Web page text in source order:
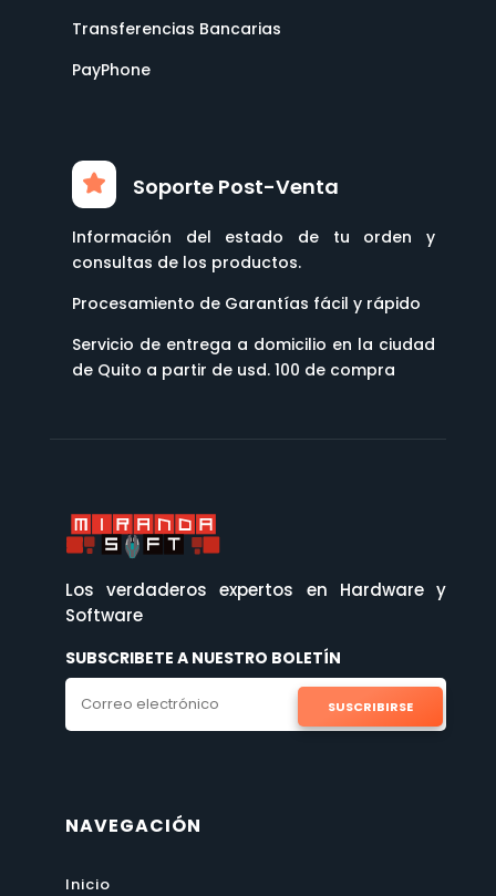
Transferencias Bancarias
PayPhone
Soporte Post-Venta
Información del estado de tu orden y
consultas de los productos.
Procesamiento de Garantías fácil y rápido
Servicio de entrega a domicilio en la ciudad
de Quito a partir de usd. 100 de compra
Los verdaderos expertos en Hardware y
Software
SUBSCRIBETE A NUESTRO BOLETÍN
SUSCRIBIRSE
NAVEGACIÓN
Inicio